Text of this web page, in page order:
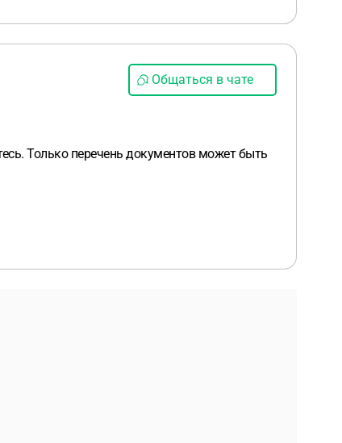
Общаться в чате
Только перечень документов может быть